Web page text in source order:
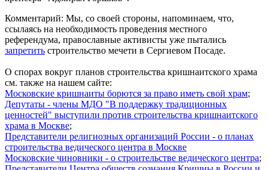
Комментарий: Мы, со своей стороны, напоминаем, что,
ссылаясь на необходимость проведения местного
референдума, православные активисты уже пытались
запретить строительство мечети в Сергиевом Посаде.
О спорах вокруг планов строительства кришнаитского храма
см. также на нашем сайте:
Московские кришнаиты борются за право иметь свой храм;
Депутаты - члены МДО "В поддержку традиционных
ценностей" выступили против строительства кришнаитского
храма в Москве;
Представители религиозных организаций России - о планах
строительства ведического центра в Москве
Московские чиновники - о строительстве ведического центра;